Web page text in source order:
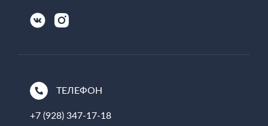
ТЕЛЕФОН
+7 (928) 347-17-18